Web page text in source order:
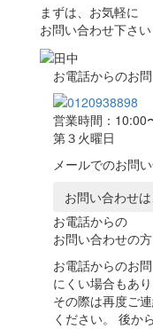
まずは、お気軽に
お問い合わせ下さい
お電話からのお
営業時間：10:00
第３火曜日
メールでのお問
お問い合わせ
お電話からの
お問い合わせの方
お電話からのお
にくい場合もあり
その際は再度ご
ください。 後か